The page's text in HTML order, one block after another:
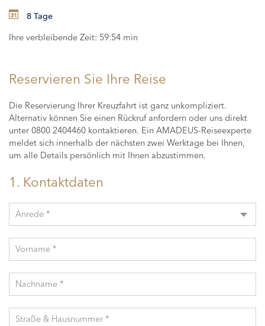
8 Tage
Ihre verbleibende Zeit: 59:53 min
Reservieren Sie Ihre Reise
Die Reservierung Ihrer Kreuzfahrt ist ganz unkompliziert.
Alternativ können Sie einen Rückruf anfordern oder uns direkt
unter 0800 2404460 kontaktieren. Ein AMADEUS-Reiseexperte
meldet sich innerhalb der nächsten zwei Werktage bei Ihnen,
um alle Details persönlich mit Ihnen abzustimmen.
1. Kontaktdaten
Anrede *
Vorname *
Nachname *
Straße & Hausnummer *